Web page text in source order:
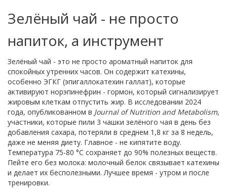
Зелёный чай - не просто
напиток, а инструмент
Зелёный чай - это не просто ароматный напиток для
спокойных утренних часов. Он содержит катехины,
особенно ЭГКГ (эпигаллокатехин галлат), которые
активируют норэпинефрин - гормон, который сигнализирует
жировым клеткам отпустить жир. В исследовании 2024
года, опубликованном в Journal of Nutrition and Metabolism,
участники, которые пили 3 чашки зелёного чая в день без
добавления сахара, потеряли в среднем 1,8 кг за 8 недель,
даже не меняя диету. Главное - не кипятите воду.
Температура 75-80 °C сохраняет до 90% полезных веществ.
Пейте его без молока: молочный белок связывает катехины
и делает их бесполезными. Лучшее время - утром и после
тренировки.